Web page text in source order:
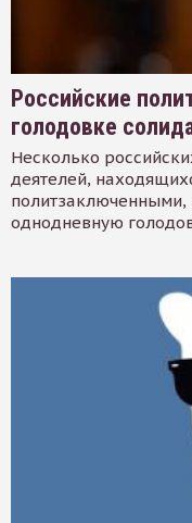
Российские
голодовке
Несколько
деятелей,
политзаключенными,
однодневную